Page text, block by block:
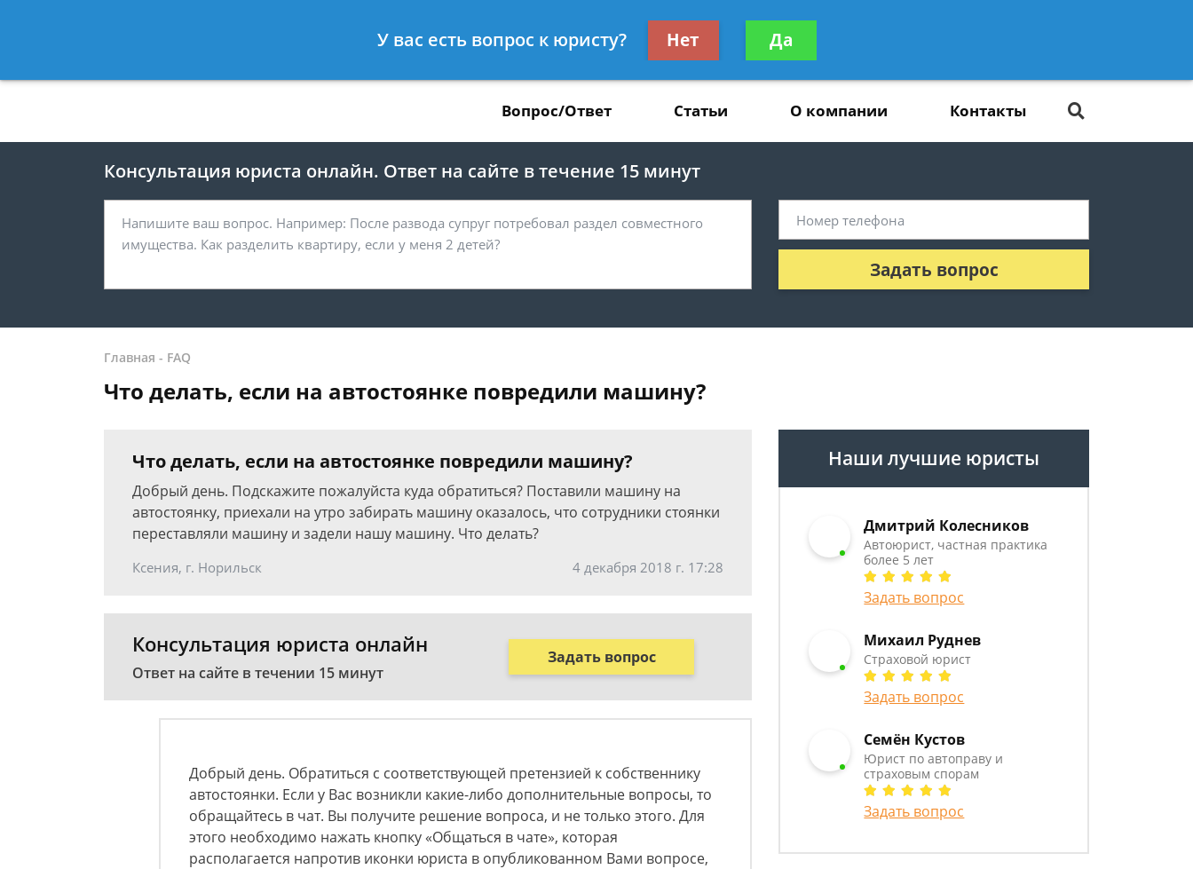
8 812 467-39-37
Получите консультацию
бесплатно
Вопрос/Ответ Статьи О компании Контакты
Консультация юриста онлайн. Ответ на сайте в течение 15 минут
Задать вопрос
Главная - FAQ
Что делать, если на автостоянке повредили машину?
Что делать, если на автостоянке повредили машину?
Добрый день. Подскажите пожалуйста куда обратиться? Поставили машину на
автостоянку, приехали на утро забирать машину оказалось, что сотрудники стоянки
переставляли машину и задели нашу машину. Что делать?
Ксения, г. Норильск 4 декабря 2018 г. 17:28
Консультация юриста онлайн
Ответ на сайте в течении 15 минут
Задать вопрос
Добрый день. Обратиться с соответствующей претензией к собственнику
автостоянки. Если у Вас возникли какие-либо дополнительные вопросы, то
обращайтесь в чат. Вы получите решение вопроса, и не только этого. Для
этого необходимо нажать кнопку «Общаться в чате», которая
располагается напротив иконки юриста в опубликованном Вами вопросе,
Наши лучшие юристы
Дмитрий Колесников
Автоюрист, частная практика
более 5 лет
Задать вопрос
Михаил Руднев
Страховой юрист
Задать вопрос
Семён Кустов
Юрист по автоправу и
страховым спорам
Задать вопрос
У вас есть вопрос к юристу? Нет Да